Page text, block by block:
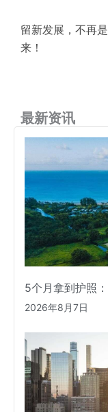
留新发展，不再
来！
最新资讯
5个月拿到护照
2026年8月7日